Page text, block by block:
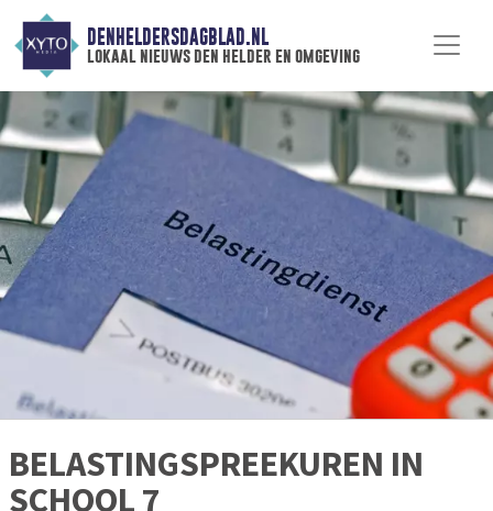
DENHELDERSDAGBLAD.NL
lokaal nieuws den helder en omgeving
BELASTINGSPREEKUREN IN
SCHOOL 7